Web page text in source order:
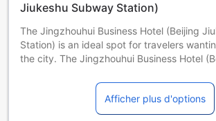
Jiukeshu Subway Station)
The Jingzhouhui Business Hotel (Beijing
Station) is an ideal spot for travelers
the city. The Jingzhouhui Business Hotel
to take in the sights and sounds of Beijing.
The hotel is conveniently located just 2km
Railway Station and 23km from Beijing
Afficher plus d'options